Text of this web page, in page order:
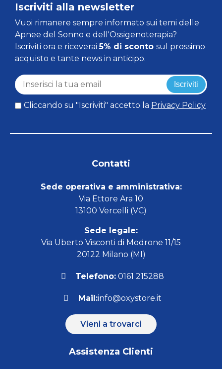
Iscriviti alla newsletter
Vuoi rimanere sempre informato sui temi delle
Apnee del Sonno e dell'Ossigenoterapia?
Iscriviti ora e riceverai5% di sconto sul prossimo
acquisto e tante news in anticipo.
Iscriviti
Cliccando su "Iscriviti" accetto la Privacy Policy
Contatti
Sede operativa e amministrativa:
Via Ettore Ara 10
13100 Vercelli (VC)
Sede legale:
Via Uberto Visconti di Modrone 11/15
20122 Milano (MI)
Telefono: 0161 215288
Mail:info@oxystore.it
Vieni a trovarci
Assistenza Clienti